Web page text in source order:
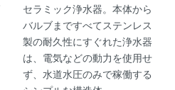
セラミック浄水器。本体から
バルブまですべてステンレス
製の耐久性にすぐれた浄水器
は、電気などの動力を使用せ
ず、水道水圧のみで稼働する